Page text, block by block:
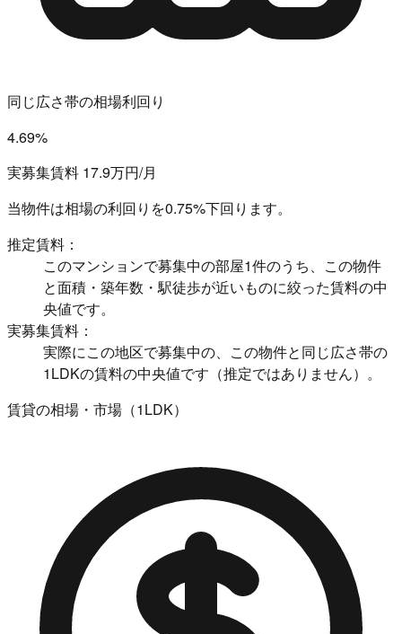
同じ広さ帯の相場利回り
4.69%
実募集賃料 17.9万円/月
当物件は相場の利回りを0.75%下回ります。
推定賃料：
このマンションで募集中の部屋1件のうち、この物件
と面積・築年数・駅徒歩が近いものに絞った賃料の中
央値です。
実募集賃料：
実際にこの地区で募集中の、この物件と同じ広さ帯の
1LDKの賃料の中央値です（推定ではありません）。
賃貸の相場・市場（1LDK）